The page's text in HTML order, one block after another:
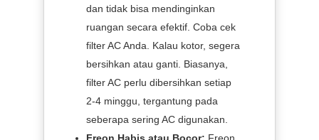
dan tidak bisa mendinginkan
ruangan secara efektif. Coba cek
filter AC Anda. Kalau kotor, segera
bersihkan atau ganti. Biasanya,
filter AC perlu dibersihkan setiap
2-4 minggu, tergantung pada
seberapa sering AC digunakan.